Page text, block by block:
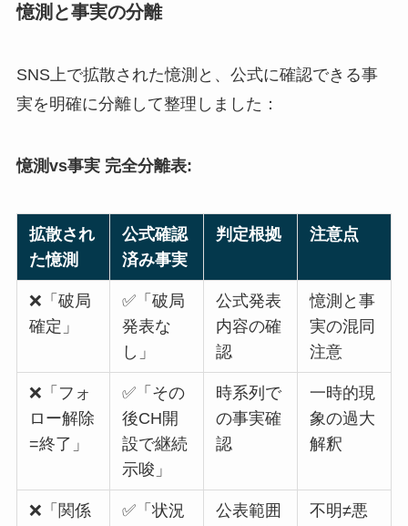
憶測と事実の分離
SNS上で拡散された憶測と、公式に確認できる事
実を明確に分離して整理しました：
憶測vs事実 完全分離表:
拡散され
た憶測
公式確認
済み事実
判定根拠 注意点
❌「破局
確定」
✅「破局
発表な
し」
公式発表
内容の確
認
憶測と事
実の混同
注意
❌「フォ
ロー解除
=終了」
✅「その
後CH開
設で継続
示唆」
時系列で
の事実確
認
一時的現
象の過大
解釈
❌「関係
✅「状況
公表範囲
不明≠悪